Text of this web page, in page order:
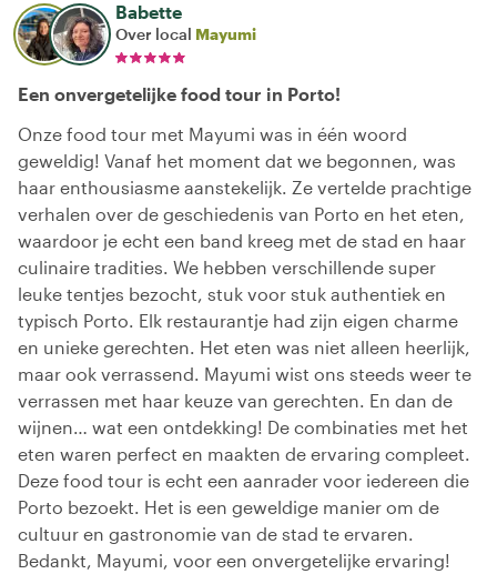
Babette
Over local Mayumi
Een onvergetelijke food tour in Porto!
Onze food tour met Mayumi was in één woord
geweldig! Vanaf het moment dat we begonnen, was
haar enthousiasme aanstekelijk. Ze vertelde prachtige
verhalen over de geschiedenis van Porto en het eten,
waardoor je echt een band kreeg met de stad en haar
culinaire tradities. We hebben verschillende super
leuke tentjes bezocht, stuk voor stuk authentiek en
typisch Porto. Elk restaurantje had zijn eigen charme
en unieke gerechten. Het eten was niet alleen heerlijk,
maar ook verrassend. Mayumi wist ons steeds weer te
verrassen met haar keuze van gerechten. En dan de
wijnen… wat een ontdekking! De combinaties met het
eten waren perfect en maakten de ervaring compleet.
Deze food tour is echt een aanrader voor iedereen die
Porto bezoekt. Het is een geweldige manier om de
cultuur en gastronomie van de stad te ervaren.
Bedankt, Mayumi, voor een onvergetelijke ervaring!